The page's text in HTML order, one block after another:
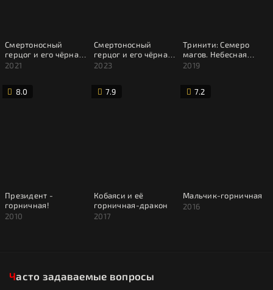
Смертоносный
герцог и его чёрная
горничная
2021
Смертоносный
герцог и его чёрная
горничная 2 сезон
2023
Тринити: Семеро
магов. Небесная
библиотека и
2019
8.0
Президент -
горничная!
2010
7.9
Кобаяси и её
горничная-дракон
2017
7.2
Мальчик-горничная
2016
Часто задаваемые вопросы